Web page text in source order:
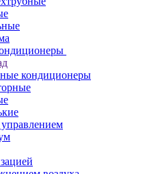
кондиционеры